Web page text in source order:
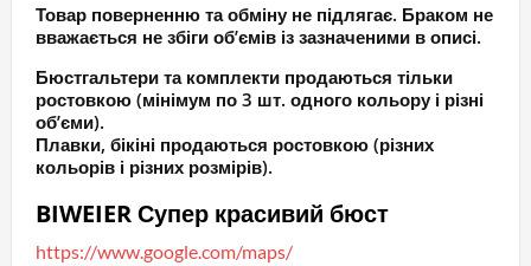
Товар поверненню та обміну не підлягає. Браком не
вважається не збіги об’ємів із зазначеними в описі.
Бюстгальтери та комплекти продаються тільки
ростовкою (мінімум по 3 шт. одного кольору і різні
об’єми).
Плавки, бікіні продаються ростовкою (різних
кольорів і різних розмірів).
BIWEIER Супер красивий бюст
https://www.google.com/maps/